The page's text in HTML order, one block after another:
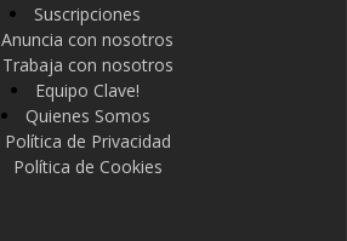
Suscripciones
Anuncia con nosotros
Trabaja con nosotros
Equipo Clave!
Quienes Somos
Política de Privacidad
Política de Cookies